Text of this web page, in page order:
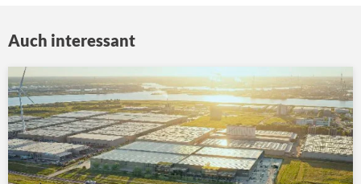
Auch interessant